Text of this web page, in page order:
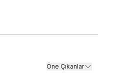
Öne Çıkanlar